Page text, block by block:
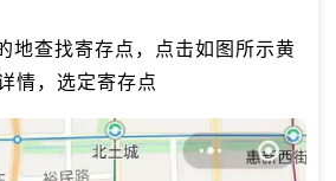
地查找寄存点，点击如图所示黄
情，选定寄存点